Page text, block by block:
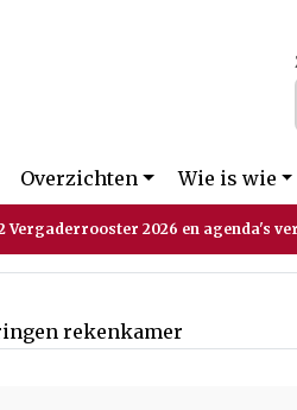
Overzichten Wie is wie
Vergaderrooster 2026 en agenda's
rekenkamer